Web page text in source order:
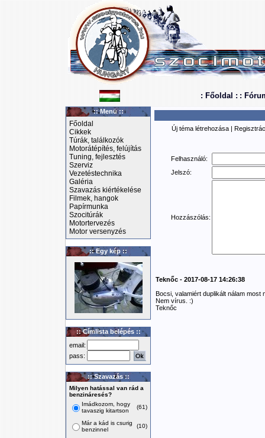
: Főoldal : :
:: Menü ::
Főoldal
Cikkek
Túrák, találkozók
Motorátépítés, felújítás
Tuning, fejlesztés
Szerviz
Vezetéstechnika
Galéria
Szavazás kiértékelése
Filmek, hangok
Papírmunka
Szocitúrák
Motortervezés
Motor versenyzés
:: Egy kép ::
:: Címlista belépés ::
email:
pass:
:: Szavazás ::
Milyen hatással van rád a
benzináresés?
Imádkozom, hogy
tavaszig kitartson
(61)
Már a kád is csurig
benzinnel
(10)
Új téma létrehozása |
Felhasználó:
Jelszó:
Hozzászólás:
Teknőc - 2017-08-17 14:26:38
Bocsi, valamiért duplikált nálam most
Nem vírus. :)
Teknőc